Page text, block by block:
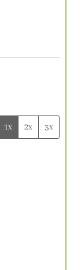
1x 2x 3x